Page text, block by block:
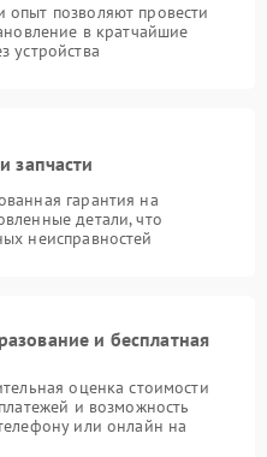
позволяют провести
в кратчайшие
устройства
запчасти
гарантия на
детали, что
неисправностей
и бесплатная
оценка стоимости
и возможность
или онлайн на